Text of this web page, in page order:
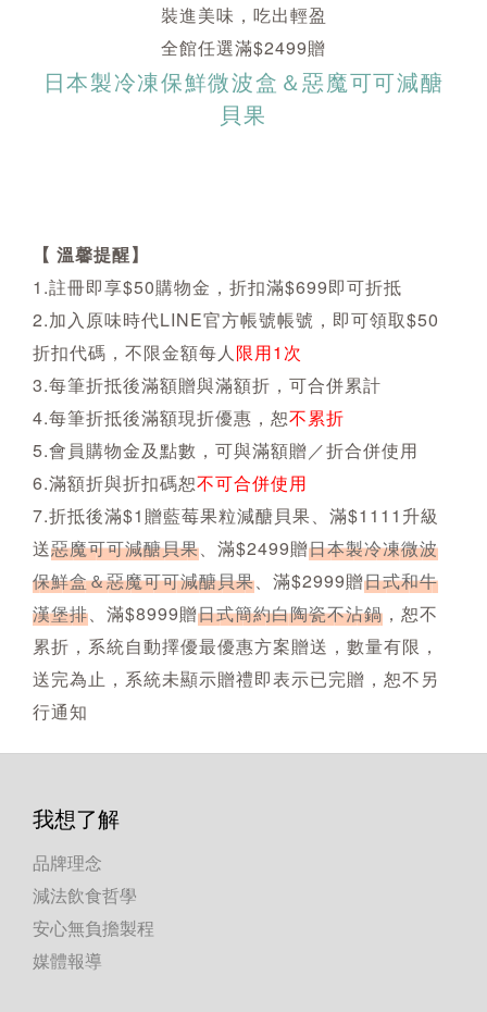
裝進美味，吃出輕盈
全館任選滿$2499贈
日本製冷凍保鮮微波盒＆惡魔可可減醣
貝果
【 溫馨提醒】
1.註冊即享$50購物金，折扣滿$699即可折抵
2.加入原味時代LINE官方帳號帳號，即可領取$50
折扣代碼，不限金額每人 限用1次
3.每筆折抵後滿額贈與滿額折，可合併累計
4.每筆折抵後滿額現折優惠，恕不累折
5.會員購物金及點數，可與滿額贈／折合併使用
6.滿額折與折扣碼恕不可合併使用
7.折抵後滿$1贈藍莓果粒減醣貝果、滿$1111升級
送惡魔可可減醣貝果、滿$2499贈日本製冷凍微波
保鮮盒＆惡魔可可減醣貝果、滿$2999贈日式和牛
漢堡排、滿$8999贈日式簡約白陶瓷不沾鍋 ，恕不
累折，系統自動擇優最優惠方案贈送，數量有限，
送完為止，系統未顯示贈禮即表示已完贈，恕不另
行通知
我想了解
品牌理念
減法飲食哲學
安心無負擔製程
媒體報導